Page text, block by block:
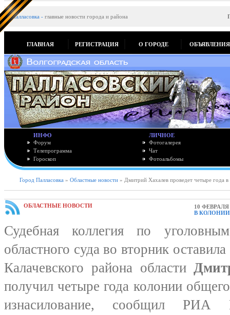
Палласовка - главные новости города и района
ГЛАВНАЯ РЕГИСТРАЦИЯ О ГОРОДЕ ОБЪЯВЛЕНИЯ
ИНФО
Форум
Телепрограмма
Гороскоп
ЛИЧНОЕ
Фотогалерея
Чат
Фотоальбомы
Город Палласовка » Областные новости » Дмитрий Хахалев проведет четыре года
ОБЛАСТНЫЕ НОВОСТИ
10 ФЕВРАЛЯ
В
Судебная коллегия по
областного суда во вторник
Калачевского района области
получил четыре года колонии
изнасилование, сообщил РИА